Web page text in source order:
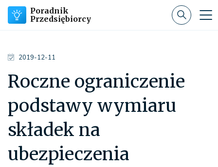
Poradnik
Przedsiębiorcy
2019-12-11
Roczne ograniczenie
podstawy wymiaru
składek na
ubezpieczenia